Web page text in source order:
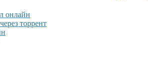
онлайн
торрент